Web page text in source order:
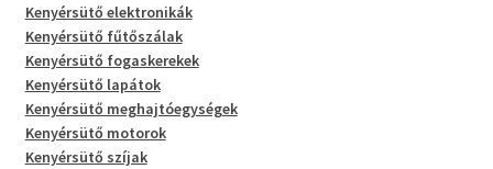
Kenyérsütő elektronikák
Kenyérsütő fűtőszálak
Kenyérsütő fogaskerekek
Kenyérsütő lapátok
Kenyérsütő meghajtóegységek
Kenyérsütő motorok
Kenyérsütő szíjak